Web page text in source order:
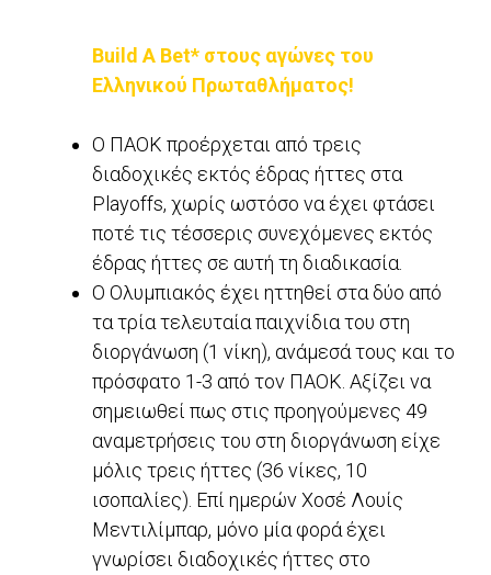
Build A Bet* στους αγώνες του
Ελληνικού Πρωταθλήματος!
Ο ΠΑΟΚ προέρχεται από τρεις
διαδοχικές εκτός έδρας ήττες στα
Playoffs, χωρίς ωστόσο να έχει φτάσει
ποτέ τις τέσσερις συνεχόμενες εκτός
έδρας ήττες σε αυτή τη διαδικασία.
Ο Ολυμπιακός έχει ηττηθεί στα δύο από
τα τρία τελευταία παιχνίδια του στη
διοργάνωση (1 νίκη), ανάμεσά τους και το
πρόσφατο 1-3 από τον ΠΑΟΚ. Αξίζει να
σημειωθεί πως στις προηγούμενες 49
αναμετρήσεις του στη διοργάνωση είχε
μόλις τρεις ήττες (36 νίκες, 10
ισοπαλίες). Επί ημερών Χοσέ Λουίς
Μεντιλίμπαρ, μόνο μία φορά έχει
γνωρίσει διαδοχικές ήττες στο